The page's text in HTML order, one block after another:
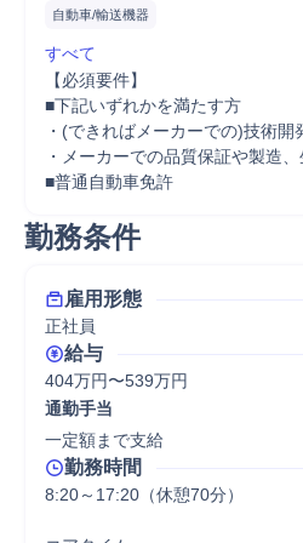
自動車/輸送機器
すべて
【必須要件】
■下記いずれかを満たす方
・(できればメーカーでの)技術
・メーカーでの品質保証や製造
■普通自動車免許
勤務条件
雇用形態
正社員
給与
404万円〜539万円
通勤手当
一定額まで支給
勤務時間
8:20～17:20（休憩70分）